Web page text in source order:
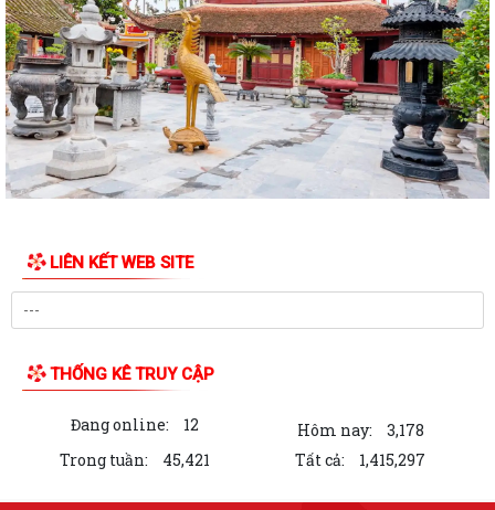
phố tại Nghị quyết số...
Hưởng ứng Ngày Thế giới phòng, chống mua bán người và Ngày toàn
dân phòng, chống mua bán người...
Quyết định Ban hành Quy chế nội bộ về phát ngôn và cung cấp thông
tin cho báo chí của Ủy ban nhân...
Danh sách Người phát ngôn và cung cấp thông tin cho báo chí xã Vĩnh
Khai thác tài liệu số phục vụ công tác phổ biến, giáo dục pháp luật và
Chatbox AI Trợ giúp pháp luật
vực điện lực thuộc phạm vi, chức...
Quyết định số 2995/QĐ-UBND ngày 29/7/2026 của Uỷ ban nhân dân
LIÊN KẾT WEB SITE
THỐNG KÊ TRUY CẬP
Đang online: 12 Hôm nay:
3,178
Trong tuần:
45,421 Tất cả: 1,415,297